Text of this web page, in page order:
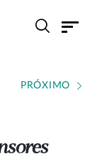
PRÓXIMO